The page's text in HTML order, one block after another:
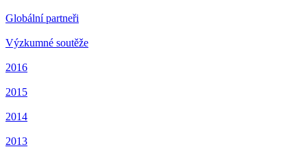
Globální partneři
Výzkumné soutěže
2016
2015
2014
2013